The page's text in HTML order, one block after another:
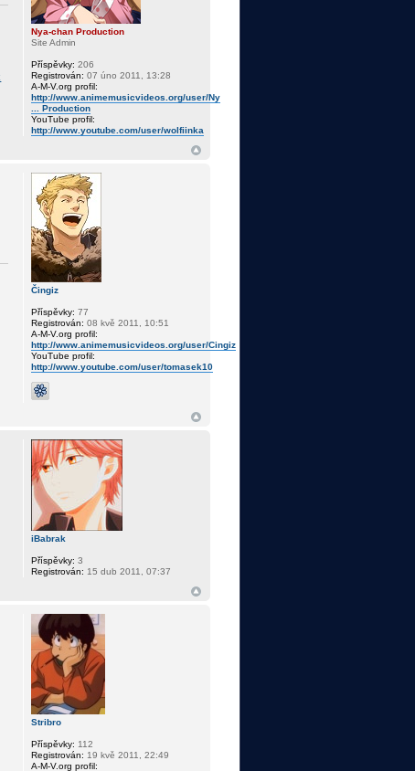
Nya-chan Production
Site Admin
Příspěvky: 206
Registrován: 07 úno 2011, 13:28
A-M-V.org profil:
http://www.animemusicvideos.org/user/Ny
... Production
YouTube profil:
http://www.youtube.com/user/wolfiinka
Čingiz
Příspěvky: 77
Registrován: 08 kvě 2011, 10:51
A-M-V.org profil:
http://www.animemusicvideos.org/user/Cingiz
YouTube profil:
http://www.youtube.com/user/tomasek10
iBabrak
Příspěvky: 3
Registrován: 15 dub 2011, 07:37
Stribro
Příspěvky: 112
Registrován: 19 kvě 2011, 22:49
A-M-V.org profil: